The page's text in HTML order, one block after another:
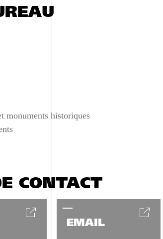
monuments historiques
CONTACT
EMAIL